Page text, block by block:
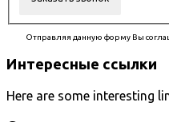
Отправляя данную форму Вы
Интересные ссылки
Here are some interesting